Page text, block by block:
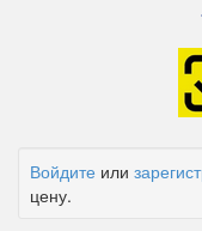
Войдите или
цену.